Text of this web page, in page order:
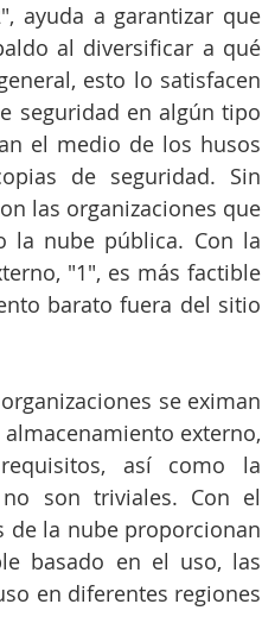
ayuda a garantizar que
al diversificar a qué
esto lo satisfacen
seguridad en algún tipo
el medio de los husos
de seguridad. Sin
las organizaciones que
la nube pública. Con la
"1", es más factible
barato fuera del sitio
se eximan
externo,
así como la
son triviales. Con el
de la nube proporcionan
basado en el uso, las
en diferentes regiones